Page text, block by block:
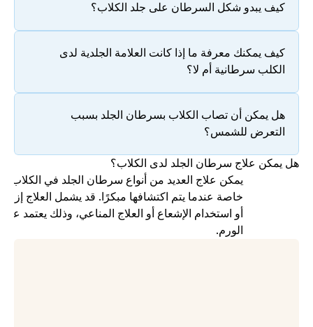
كيف يبدو شكل السرطان على جلد الكلاب؟
الكلب سرطانية أم لا؟
التعرض للشمس؟
هل يمكن علاج سرطان الجلد لدى الكلاب؟
الورم.